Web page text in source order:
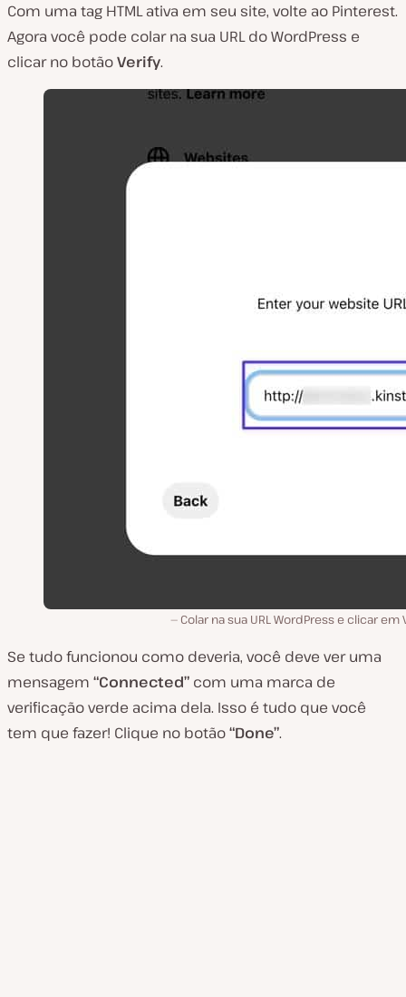
Com uma tag HTML ativa em seu site, volte ao Pinterest.
Agora você pode colar na sua URL do WordPress e
clicar no botãoVerify.
Colar na sua URL WordPress e clicar em
Se tudo funcionou como deveria, você deve ver uma
mensagem “Connected” com uma marca de
verificação verde acima dela. Isso é tudo que você
tem que fazer! Clique no botão“Done”.